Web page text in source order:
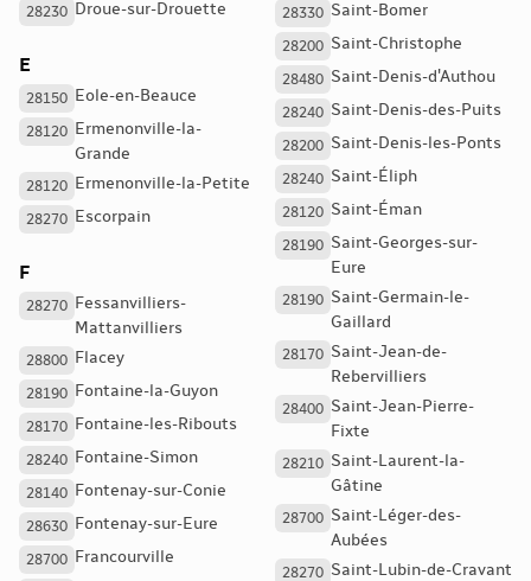
28230 Droue-sur-Drouette
E
28150 Eole-en-Beauce
28120
Ermenonville-la-
Grande
28120 Ermenonville-la-Petite
28270 Escorpain
F
28270
Fessanvilliers-
Mattanvilliers
28800 Flacey
28190 Fontaine-la-Guyon
28170 Fontaine-les-Ribouts
28240 Fontaine-Simon
28140 Fontenay-sur-Conie
28630 Fontenay-sur-Eure
28700 Francourville
28330 Saint-Bomer
28200 Saint-Christophe
28480 Saint-Denis-d'Authou
28240 Saint-Denis-des-Puits
28200 Saint-Denis-les-Ponts
28240 Saint-Éliph
28120 Saint-Éman
28190 Saint-Georges-sur-
Eure
28190 Saint-Germain-le-
Gaillard
28170 Saint-Jean-de-
Rebervilliers
28400 Saint-Jean-Pierre-
Fixte
28210 Saint-Laurent-la-
Gâtine
28700 Saint-Léger-des-
Aubées
28270 Saint-Lubin-de-Cravant